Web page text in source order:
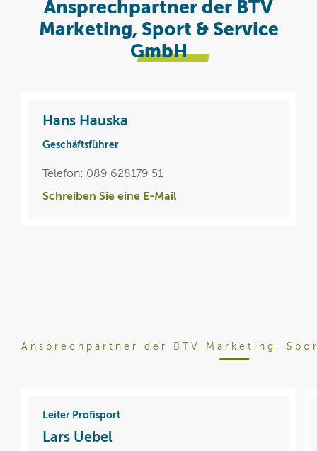
Ansprechpartner der BTV
Marketing, Sport & Service
GmbH
Hans Hauska
Geschäftsführer
Telefon: 089 628179 51
Schreiben Sie eine E-Mail
Ansprechpartner der BTV Marketing,
Leiter Profisport
Lars Uebel